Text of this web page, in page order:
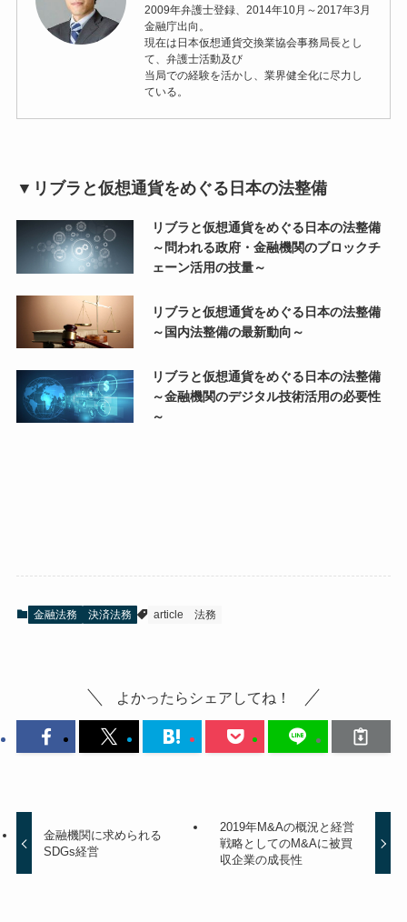
2009年弁護士登録、2014年10月～2017年3月
金融庁出向。
現在は日本仮想通貨交換業協会事務局長とし
て、弁護士活動及び
当局での経験を活かし、業界健全化に尽力し
ている。
▼リブラと仮想通貨をめぐる日本の法整備
リブラと仮想通貨をめぐる日本の法整備
～問われる政府・金融機関のブロックチ
ェーン活用の技量～
リブラと仮想通貨をめぐる日本の法整備
～国内法整備の最新動向～
リブラと仮想通貨をめぐる日本の法整備
～金融機関のデジタル技術活用の必要性
～
金融法務 決済法務 article 法務
よかったらシェアしてね！
金融機関に求められる
SDGs経営
2019年M&Aの概況と経営
戦略としてのM&Aに被買
収企業の成長性